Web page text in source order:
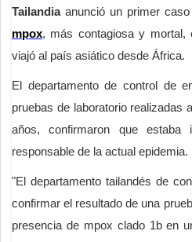
Tailandiaanunció un primer
mpox, más contagiosa y mortal,
viajó al país asiático desde África.
El departamento de control de
pruebas de laboratorio realizadas
años, confirmaron que
responsable de la actual epidemia.
"El departamento tailandés de
confirmar el resultado de una
presencia de mpox clado 1b en